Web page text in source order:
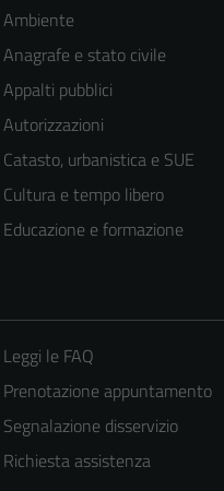
Ambiente
Anagrafe e stato civile
Appalti pubblici
Autorizzazioni
Catasto, urbanistica e SUE
Cultura e tempo libero
Educazione e formazione
Leggi le FAQ
Prenotazione appuntamento
Segnalazione disservizio
Richiesta assistenza